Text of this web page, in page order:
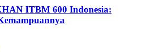
ITBM 600 Indonesia: